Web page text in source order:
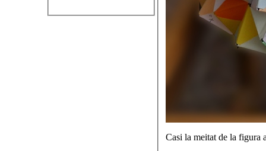
Casi la meitat de la figura